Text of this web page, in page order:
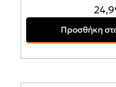
Προσθήκη